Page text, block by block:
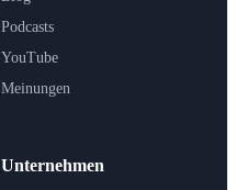
Podcasts
YouTube
Meinungen
Unternehmen